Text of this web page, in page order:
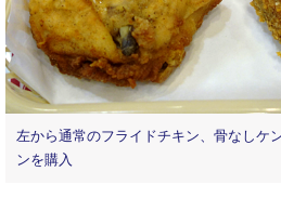
左から通常のフライドチキン、骨なしケ
ンを購入